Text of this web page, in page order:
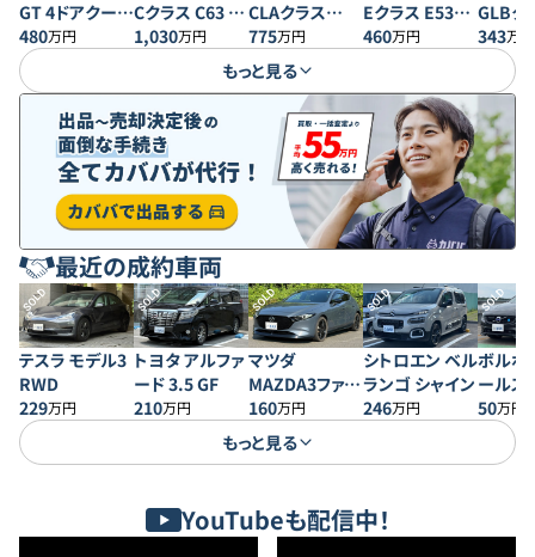
GT 4ドアクーペ
43 4MATIC+
480万円
Cクラス C63 S
Eパフォーマン
1,030万円
CLAクラス
CLA45 S
4MATIC+
775万円
Eクラス E53
4MATIC＋ クー
460万円
GLBク
GLB35
343万円
もっと見る
最近の成約車両
SOLD
テスラ モデル3
RWD
229万円
SOLD
トヨタ アルファ
ード 3.5 GF
210万円
SOLD
マツダ
MAZDA3ファス
トバック 20S プ
ロアクティブ
160万円
SOLD
シトロエン ベル
ランゴ シャイン
246万円
SOLD
ボルボ
ールス
50万円
もっと見る
YouTubeも配信中！